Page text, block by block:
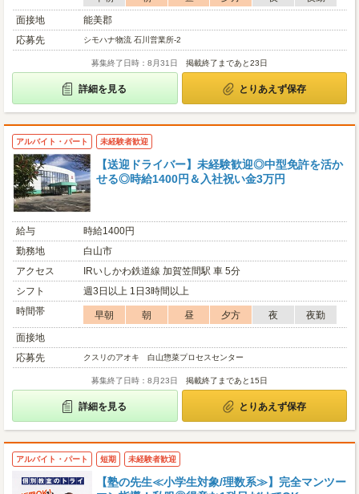
面接地
能美郡
応募先
シモハナ物流 石川営業所-2
募集終了日時：8月31日 掲載終了まであと23日
詳細を見る とりあえず保存
アルバイト・パート 未経験者歓迎
【送迎ドライバー】未経験歓迎◎中型免許を活か
せる◎時給1400円＆入社祝い金3万円
給与
時給1400円
勤務地
白山市
アクセス
IRいしかわ鉄道線 加賀笠間駅 車 5分
シフト
週3日以上 1日3時間以上
時間帯
早朝 朝 昼 夕方 夜
夜勤
面接地
応募先
クスリのアオキ 白山惣菜プロセスセンター
募集終了日時：8月23日 掲載終了まであと15日
詳細を見る とりあえず保存
アルバイト・パート 短期 未経験者歓迎
【塾の先生≪小学生対象/理数系≫】完全マンツー